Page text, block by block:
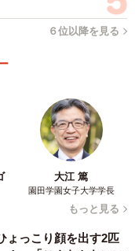
3/8
チャンネルのYouTubeよ
んでした。人骨だ
い！」という感じ
らは皆静かに驚愕
６位以降を見る
大江 篤
園田学園女子大学学長
もっと見る
ょっこり顔を出す2匹